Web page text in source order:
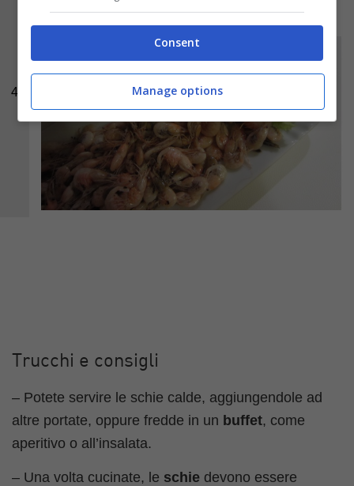
4
molto croccanti e saporite.
Trucchi e consigli
– Potete servire le schie calde, aggiungendole ad
altre portate, oppure fredde in un buffet, come
aperitivo o all’insalata.
– Una volta cucinate, le schie devono essere
Consent
Manage options